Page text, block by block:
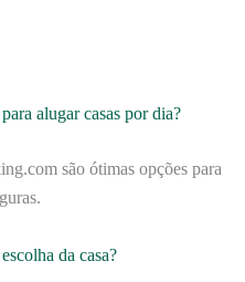
alugar casas por dia?
são ótimas opções para
da casa?